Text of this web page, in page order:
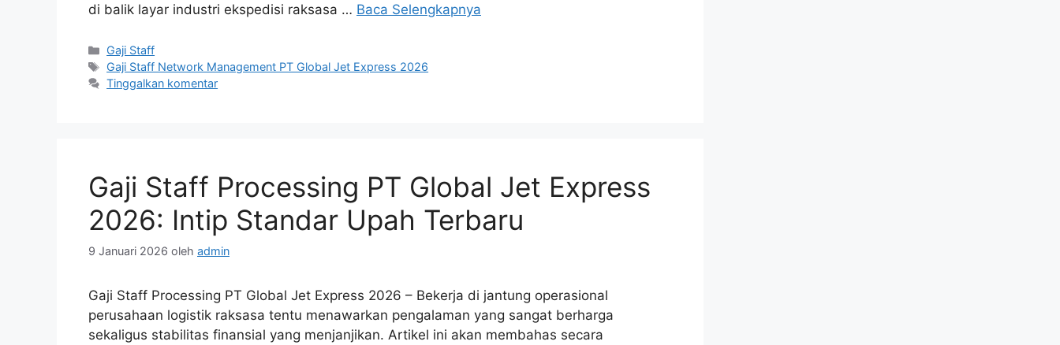
di balik layar industri ekspedisi raksasa … Baca Selengkapnya
Kategori
Gaji Staff
Tag
Gaji Staff Network Management PT Global Jet Express 2026
Tinggalkan komentar
Gaji Staff Processing PT Global Jet Express
2026: Intip Standar Upah Terbaru
9 Januari 2026 oleh admin
Gaji Staff Processing PT Global Jet Express 2026 – Bekerja di jantung operasional
perusahaan logistik raksasa tentu menawarkan pengalaman yang sangat berharga
sekaligus stabilitas finansial yang menjanjikan. Artikel ini akan membahas secara